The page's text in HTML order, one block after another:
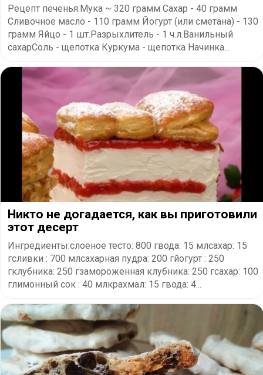
Рецепт печенья:Мука ~ 320 грамм Сахар - 40 грамм
Сливочное масло - 110 грамм Йогурт (или сметана) - 130
грамм Яйцо - 1 шт.Разрыхлитель - 1 ч.л.Ванильный
сахарСоль - щепотка Куркума - щепотка Начинка...
Никто не догадается, как вы приготовили
этот десерт
Ингредиенты:слоеное тесто: 800 гвода: 15 млсахар: 15
гсливки : 700 млсахарная пудра: 200 гйогурт : 250
гклубника: 250 гзамороженная клубника: 250 гсахар: 100
глимонный сок : 40 млкрахмал: 15 гвода: 4...